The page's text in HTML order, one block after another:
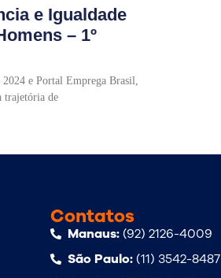
e Igualdade
– 1º
e Portal Emprega Brasil,
trajetória de
Contatos
Manaus:(92) 2126-4009
São Paulo:(11) 3542-8487